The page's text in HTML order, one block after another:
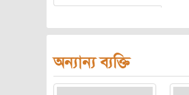
অন্যান্য ব্যক্তি